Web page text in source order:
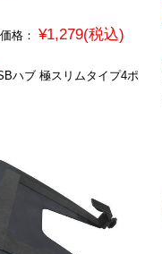
格： ¥1,279(税込)
ハブ 極スリムタイプ4ポ